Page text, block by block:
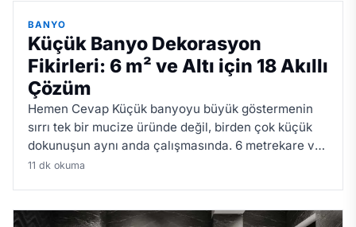
BANYO
Küçük Banyo Dekorasyon
Fikirleri: 6 m² ve Altı için 18 Akıllı
Çözüm
Hemen Cevap Küçük banyoyu büyük göstermenin
sırrı tek bir mucize üründe değil, birden çok küçük
dokunuşun aynı anda çalışmasında. 6 metrekare ve
altındaki banyolarda açık renk paleti, tabandan
11 dk okuma